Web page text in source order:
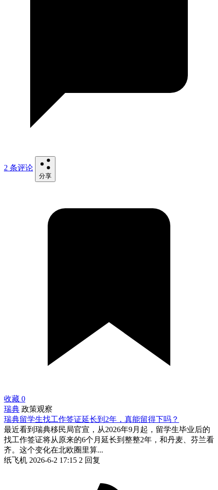
2 条评论
分享
收藏 0
瑞典 政策观察
瑞典留学生找工作签证延长到2年，真能留得下吗？
最近看到瑞典移民局官宣，从2026年9月起，留学生毕业后的
找工作签证将从原来的6个月延长到整整2年，和丹麦、芬兰看
齐。这个变化在北欧圈里算...
纸飞机 2026-6-2 17:15 2 回复